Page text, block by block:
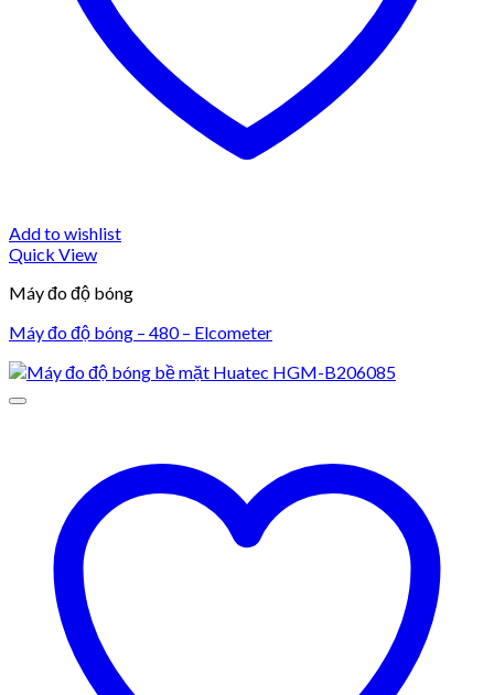
Add to wishlist
Quick View
Máy đo độ bóng
Máy đo độ bóng – 480 – Elcometer